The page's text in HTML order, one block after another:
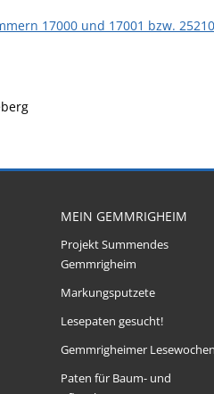
17000 und 17001 bzw.
MEIN GEMMRIGHEIM
Projekt Summendes
Gemmrigheim
Markungsputzete
Lesepaten gesucht!
Gemmrigheimer Lesewochen
Paten für Baum- und